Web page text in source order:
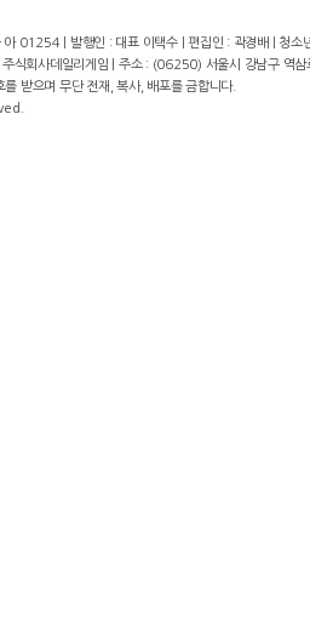
아 01254 | 발행인 : 대표 이택수 | 편집인 : 곽경배 |
식회사데일리게임 | 주소 : (06250) 서울시 강남구
받으며 무단 전재, 복사, 배포를 금합니다.